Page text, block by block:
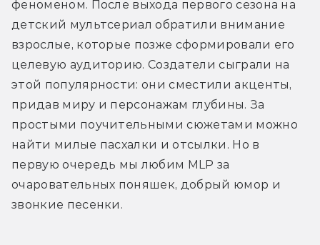
феноменом. После выхода первого сезона на
детский мультсериал обратили внимание
взрослые, которые позже сформировали его
целевую аудиторию. Создатели сыграли на
этой популярности: они сместили акценты,
придав миру и персонажам глубины. За
простыми поучительными сюжетами можно
найти милые пасхалки и отсылки. Но в
первую очередь мы любим MLP за
очаровательных поняшек, добрый юмор и
звонкие песенки.